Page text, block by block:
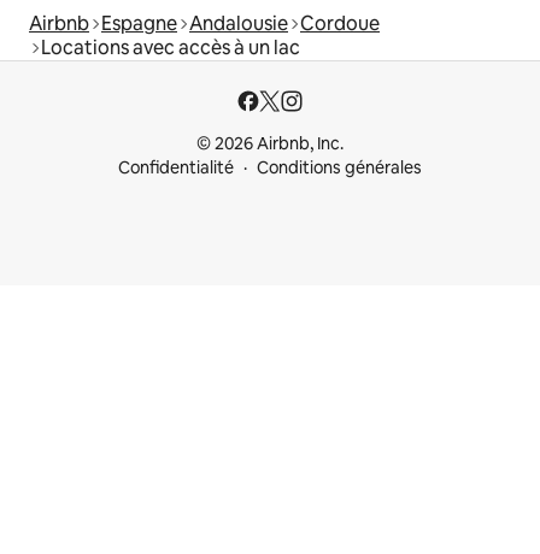
Airbnb Espagne Andalousie Cordoue
Locations avec accès à un lac
© 2026 Airbnb, Inc.
Confidentialité
Conditions générales